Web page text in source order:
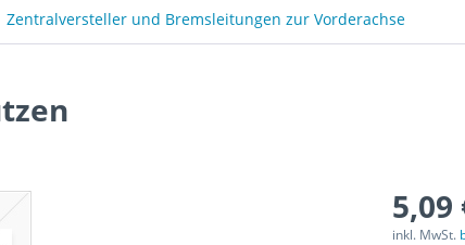
Zentralversteller und Bremsleitungen zur Vorderachse
5,09
inkl. MwSt.